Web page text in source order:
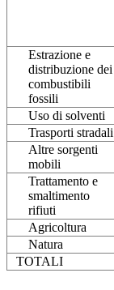
Estrazione e
distribuzione dei
combustibili
fossili
Uso di solventi
Trasporti stradali
Altre sorgenti
mobili
Trattamento e
smaltimento
rifiuti
Agricoltura
Natura
TOTALI